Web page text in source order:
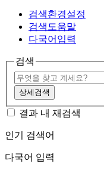
검색환경설정
검색도움말
다국어입력
검색
상세검색
결과 내 재검색
인기 검색어
다국어 입력